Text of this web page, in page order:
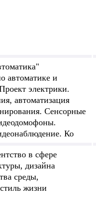
автоматике и
электрики.
автоматизация
Сенсорные
Ко
в сфере
дизайна
среды,
жизни